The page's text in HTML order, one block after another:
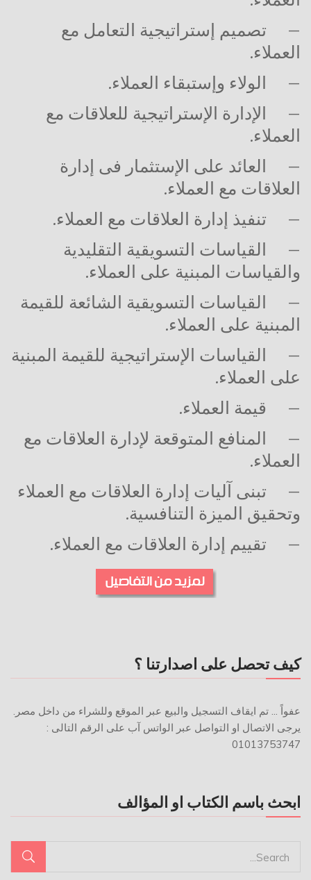
كيف تحصل على اصدارتنا ؟
عفواً ... تم ايقاف التسجيل والبيع عبر الموقع وللشراء من داخل مصر.
يرجى الاتصال او التواصل عبر الواتس آب على الرقم التالى :
01013753747
ابحث باسم الكتاب او المؤالف
–
تصميم إستراتيجية التعامل مع
العملاء.
–
الولاء وإستبقاء العملاء.
–
الإدارة الإستراتيجية للعلاقات مع
العملاء.
–
العائد على الإستثمار فى إدارة
العلاقات مع العملاء.
–
تنفيذ إدارة العلاقات مع العملاء.
–
القياسات التسويقية التقليدية
والقياسات المبنية على العملاء.
–
القياسات التسويقية الشائعة للقيمة
المبنية على العملاء.
–
القياسات الإستراتيجية للقيمة المبنية
على العملاء.
–
قيمة العملاء.
–
المنافع المتوقعة لإدارة العلاقات مع
العملاء.
–
تبنى آليات إدارة العلاقات مع العملاء
وتحقيق الميزة التنافسية.
–
تقييم إدارة العلاقات مع العملاء.